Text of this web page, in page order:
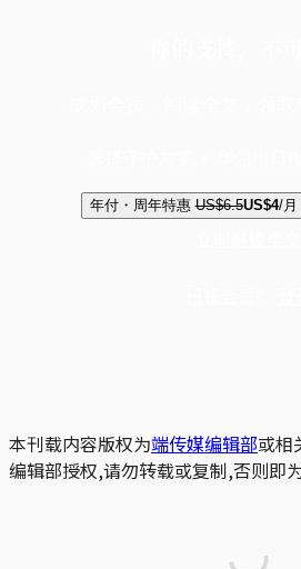
年付・周年特惠 US$6.5US$4/月
本刊载内容版权为端传媒编辑部或相
编辑部授权,请勿转载或复制,否则即为